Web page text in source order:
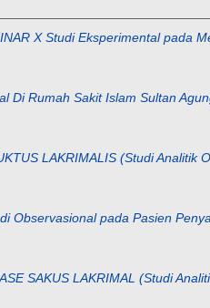
X Studi Eksperimental pada
Di Rumah Sakit Islam Sultan
LAKRIMALIS (Studi Analitik
Observasional pada Pasien
SAKUS LAKRIMAL (Studi